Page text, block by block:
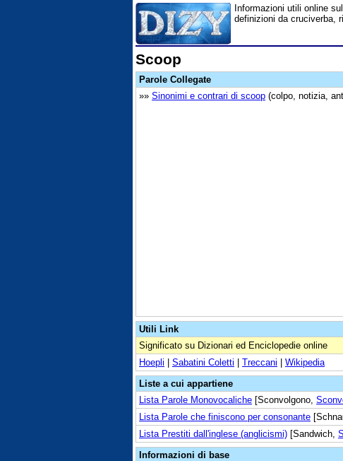
Informazioni utili online
definizioni da cruciverba,
Scoop
Parole Collegate
»» Sinonimi e contrari di scoop (colpo, notizia,
Utili Link
Significato su Dizionari ed Enciclopedie online
Hoepli | Sabatini Coletti | Treccani | Wikipedia
Liste a cui appartiene
Lista Parole Monovocaliche [Sconvolgono,
Lista Parole che finiscono per consonante
Lista Prestiti dall'inglese (anglicismi) [Sandwich,
Informazioni di base